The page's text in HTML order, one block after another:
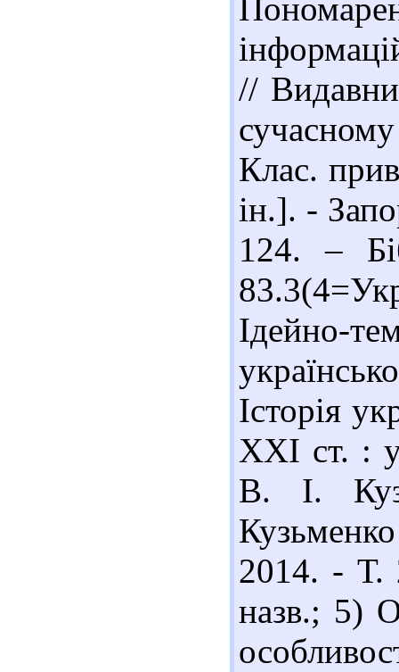
//
Клас.
ін.]. -
124. –
Ідейно-
Історія
ХХІ ст. :
В. І.
2014. - Т.
назв.; 5)